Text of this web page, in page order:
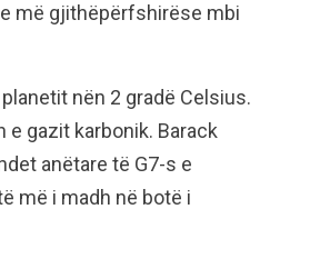
më gjithëpërfshirëse mbi
nën 2 gradë Celsius.
gazit karbonik. Barack
anëtare të G7-s e
më i madh në botë i